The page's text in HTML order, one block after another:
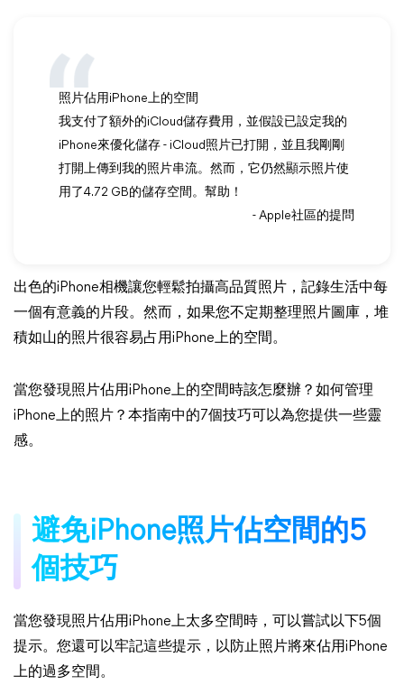
照片佔用iPhone上的空間
我支付了額外的iCloud儲存費用，並假設已設定我的
iPhone來優化儲存 - iCloud照片已打開，並且我剛剛
打開上傳到我的照片串流。然而，它仍然顯示照片使
用了4.72 GB的儲存空間。幫助！
- Apple社區的提問
出色的iPhone相機讓您輕鬆拍攝高品質照片，記錄生活中每
一個有意義的片段。然而，如果您不定期整理照片圖庫，堆
積如山的照片很容易占用iPhone上的空間。
當您發現照片佔用iPhone上的空間時該怎麼辦？如何管理
iPhone上的照片？本指南中的7個技巧可以為您提供一些靈
感。
避免iPhone照片佔空間的5
個技巧
當您發現照片佔用iPhone上太多空間時，可以嘗試以下5個
提示。您還可以牢記這些提示，以防止照片將來佔用iPhone
上的過多空間。